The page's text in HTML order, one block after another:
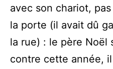
avec son chariot,
la porte (il avait dû
la rue) : le père Noël
contre cette année, il